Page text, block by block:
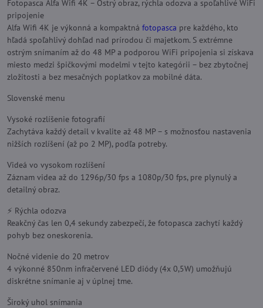
Fotopasca Alfa Wifi 4K – Ostrý obraz, rýchla odozva a spoľahlivé WiFi
pripojenie
Alfa Wifi 4K je výkonná a kompaktná fotopasca pre každého, kto
hľadá spoľahlivý dohľad nad prírodou či majetkom. S extrémne
ostrým snímaním až do 48 MP a podporou WiFi pripojenia si získava
miesto medzi špičkovými modelmi v tejto kategórii – bez zbytočnej
zložitosti a bez mesačných poplatkov za mobilné dáta.
Slovenské menu
Vysoké rozlíšenie fotografií
Zachytáva každý detail v kvalite až 48 MP – s možnosťou nastavenia
nižších rozlíšení (až po 2 MP), podľa potreby.
Videá vo vysokom rozlíšení
Záznam videa až do 1296p/30 fps a 1080p/30 fps, pre plynulý a
detailný obraz.
⚡ Rýchla odozva
Reakčný čas len 0,4 sekundy zabezpečí, že fotopasca zachytí každý
pohyb bez oneskorenia.
Nočné videnie do 20 metrov
4 výkonné 850nm infračervené LED diódy (4x 0,5W) umožňujú
diskrétne snímanie aj v úplnej tme.
Široký uhol snímania